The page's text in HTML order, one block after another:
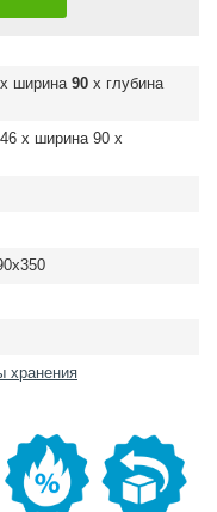
х ширина 90 х глубина
х ширина 90 х
хранения